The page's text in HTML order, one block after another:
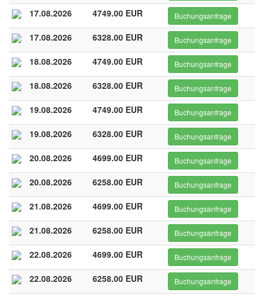
17.08.2026 4749.00 EUR Buchungsanfrage
17.08.2026 6328.00 EUR Buchungsanfrage
18.08.2026 4749.00 EUR Buchungsanfrage
18.08.2026 6328.00 EUR Buchungsanfrage
19.08.2026 4749.00 EUR Buchungsanfrage
19.08.2026 6328.00 EUR Buchungsanfrage
20.08.2026 4699.00 EUR Buchungsanfrage
20.08.2026 6258.00 EUR Buchungsanfrage
21.08.2026 4699.00 EUR Buchungsanfrage
21.08.2026 6258.00 EUR Buchungsanfrage
22.08.2026 4699.00 EUR Buchungsanfrage
22.08.2026 6258.00 EUR Buchungsanfrage